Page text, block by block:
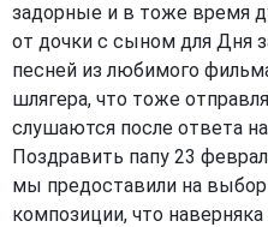
задорные и в тоже время
от дочки с сыном для Дня
песней из любимого
шлягера, что тоже
слушаются после ответа
Поздравить папу 23
мы предоставили на
композиции, что